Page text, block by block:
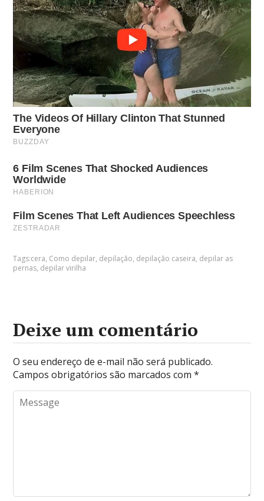
Tags:cera, Como depilar, depilação, depilação caseira, depilar as
pernas, depilar virilha
Deixe um comentário
O seu endereço de e-mail não será publicado.
Campos obrigatórios são marcados com*